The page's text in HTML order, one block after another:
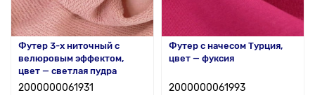
Футер 3-х ниточный с
велюровым эффектом,
цвет — светлая пудра
2000000061931
Футер с начесом Турция,
цвет — фуксия
2000000061993